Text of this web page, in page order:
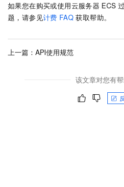
如果您在购买或使用云服务器 ECS
题，请参见计费 FAQ 获取帮助。
上一篇： API使用规范
该文章对您有